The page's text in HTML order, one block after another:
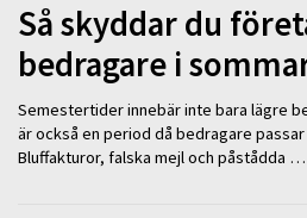
Så skyddar du
bedragare i
Semestertider innebär inte bara lägre
är också en period då bedragare
Bluffakturor, falska mejl och påstådda …